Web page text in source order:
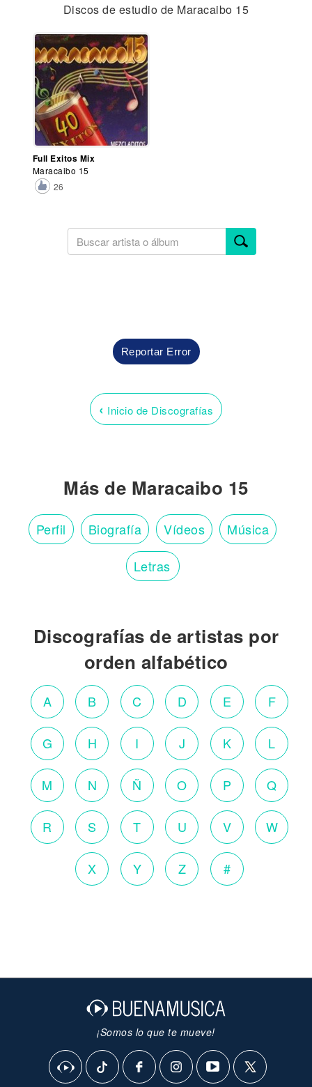
Discos de estudio de Maracaibo 15
Full Exitos Mix
Maracaibo 15
26
Reportar Error
‹ Inicio de Discografías
Más de Maracaibo 15
Perfil Biografía Vídeos Música
Letras
Discografías de artistas por
orden alfabético
A B C D E F
G H I J K L
M N Ñ O P Q
R S T U V W
X Y Z #
¡Somos lo que te mueve!